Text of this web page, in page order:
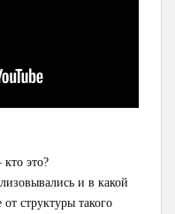
это?
и в какой
структуры такого